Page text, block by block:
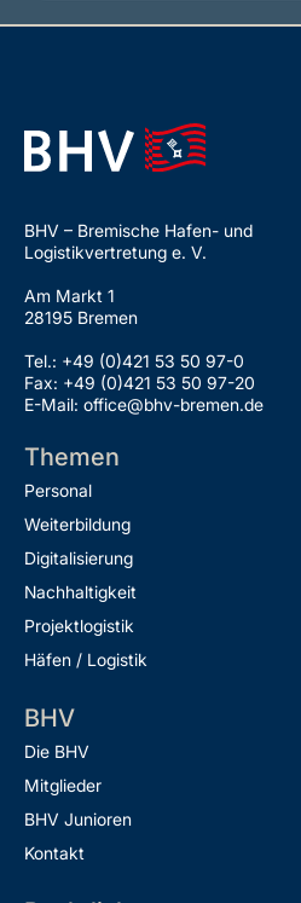
BHV – Bremische Hafen- und
Logistikvertretung e. V.
Am Markt 1
28195 Bremen
Tel.: +49 (0)421 53 50 97-0
Fax: +49 (0)421 53 50 97-20
E-Mail: office@bhv-bremen.de
Themen
Personal
Weiterbildung
Digitalisierung
Nachhaltigkeit
Projektlogistik
Häfen / Logistik
BHV
Die BHV
Mitglieder
BHV Junioren
Kontakt